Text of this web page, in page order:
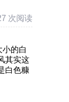
次阅读
的白
其实这
白色糠